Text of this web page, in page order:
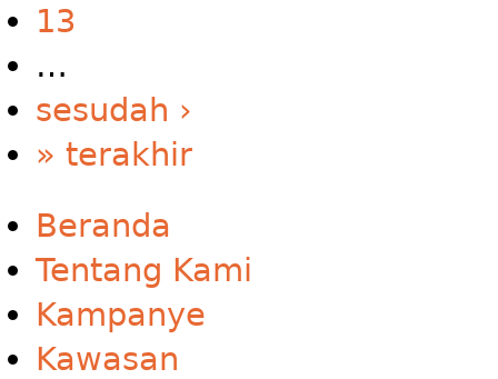
13
…
sesudah ›
» terakhir
Beranda
Tentang Kami
Kampanye
Kawasan